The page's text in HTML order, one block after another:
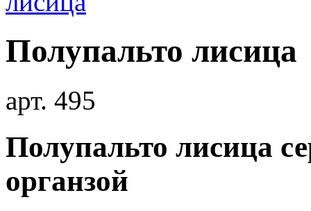
Полупальто лисица
арт. 495
Полупальто лисица
органзой